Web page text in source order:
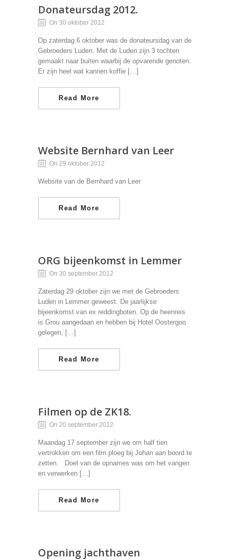
Donateursdag 2012.
On 30 oktober 2012
Op zaterdag 6 oktober was de donateursdag van de
Gebroeders Luden. Met de Luden zijn 3 tochten
gemaakt naar buiten waarbij de opvarende genoten.
Er zijn heel wat kannen koffie […]
Read More
Website Bernhard van Leer
On 29 oktober 2012
Website van de Bernhard van Leer
Read More
ORG bijeenkomst in Lemmer
On 30 september 2012
Zaterdag 29 oktober zijn we met de Gebroeders
Luden in Lemmer geweest. De jaarlijkse
bijeenkomst van ex reddingboten. Op de heenreis
is Grou aangedaan en hebben bij Hotel Oostergoo
gelegen, […]
Read More
Filmen op de ZK18.
On 20 september 2012
Maandag 17 september zijn we om half tien
vertrokken om een film ploeg bij Johan aan boord te
zetten. Doel van de opnames was om het vangen
en verwerken […]
Read More
Opening jachthaven